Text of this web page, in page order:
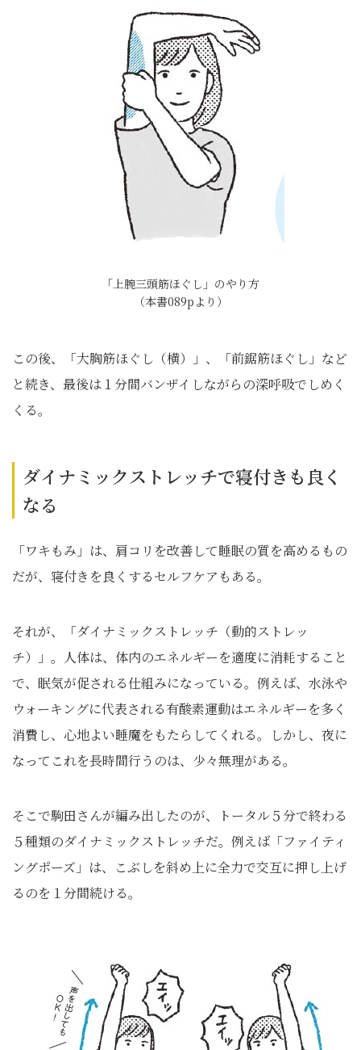
「上腕三頭筋ほぐし」のやり方
（本書089pより）
この後、「大胸筋ほぐし（横）」、「前鋸筋ほぐし」など
と続き、最後は１分間バンザイしながらの深呼吸でしめく
くる。
ダイナミックストレッチで寝付きも良く
なる
「ワキもみ」は、肩コリを改善して睡眠の質を高めるもの
だが、寝付きを良くするセルフケアもある。
それが、「ダイナミックストレッチ（動的ストレッ
チ）」。人体は、体内のエネルギーを適度に消耗すること
で、眠気が促される仕組みになっている。例えば、水泳や
ウォーキングに代表される有酸素運動はエネルギーを多く
消費し、心地よい睡魔をもたらしてくれる。しかし、夜に
なってこれを長時間行うのは、少々無理がある。
そこで駒田さんが編み出したのが、トータル５分で終わる
５種類のダイナミックストレッチだ。例えば「ファイティ
ングポーズ」は、こぶしを斜め上に全力で交互に押し上げ
るのを１分間続ける。